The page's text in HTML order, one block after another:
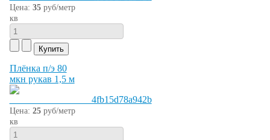
Цена: 35руб/метр
кв
Плёнка п/э 80
мкн рукав 1,5 м
Цена: 25руб/метр
кв